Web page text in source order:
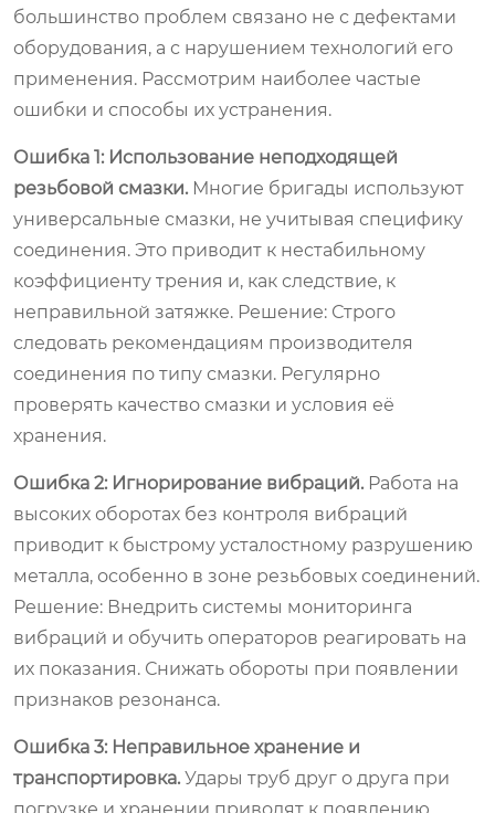
большинство проблем связано не с дефектами
оборудования, а с нарушением технологий его
применения. Рассмотрим наиболее частые
ошибки и способы их устранения.
Ошибка 1: Использование неподходящей
резьбовой смазки. Многие бригады используют
универсальные смазки, не учитывая специфику
соединения. Это приводит к нестабильному
коэффициенту трения и, как следствие, к
неправильной затяжке. Решение: Строго
следовать рекомендациям производителя
соединения по типу смазки. Регулярно
проверять качество смазки и условия её
хранения.
Ошибка 2: Игнорирование вибраций. Работа на
высоких оборотах без контроля вибраций
приводит к быстрому усталостному разрушению
металла, особенно в зоне резьбовых соединений.
Решение: Внедрить системы мониторинга
вибраций и обучить операторов реагировать на
их показания. Снижать обороты при появлении
признаков резонанса.
Ошибка 3: Неправильное хранение и
транспортировка. Удары труб друг о друга при
погрузке и хранении приводят к появлению